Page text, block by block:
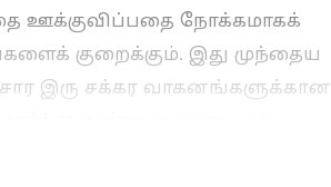
ஊக்குவிப்பதை நோக்கமாகக்
குறைக்கும். இது முந்தைய
இரு சக்கர வாகனங்களுக்கான